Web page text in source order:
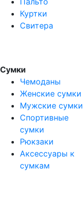
Куртки
Свитера
Сумки
Чемоданы
Женские сумки
Мужские сумки
Спортивные
сумки
Рюкзаки
Аксессуары к
сумкам